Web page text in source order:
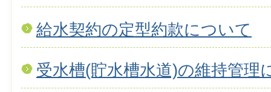
給水契約の定型約款について
受水槽(貯水槽水道)の維持管理